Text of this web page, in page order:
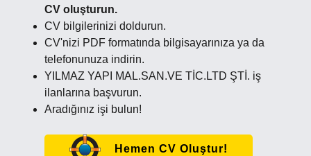
CV oluşturun.
CV bilgilerinizi doldurun.
CV'nizi PDF formatında bilgisayarınıza ya da
telefonunuza indirin.
YILMAZ YAPI MAL.SAN.VE TİC.LTD ŞTİ. iş
ilanlarına başvurun.
Aradığınız işi bulun!
Hemen CV Oluştur!